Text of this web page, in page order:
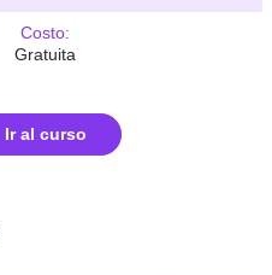
Costo:
Gratuita
Ir al curso